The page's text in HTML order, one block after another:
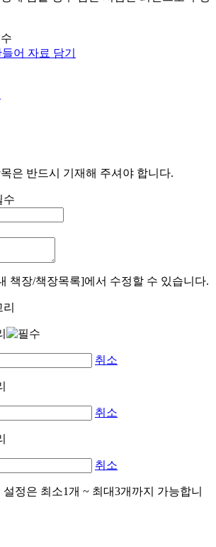
어 자료 담기
은 반드시 기재해 주셔야 합니다.
책장/책장목록]에서 수정할 수 있습니다.
취소
취소
취소
정은 최소1개 ~ 최대3개까지 가능합니